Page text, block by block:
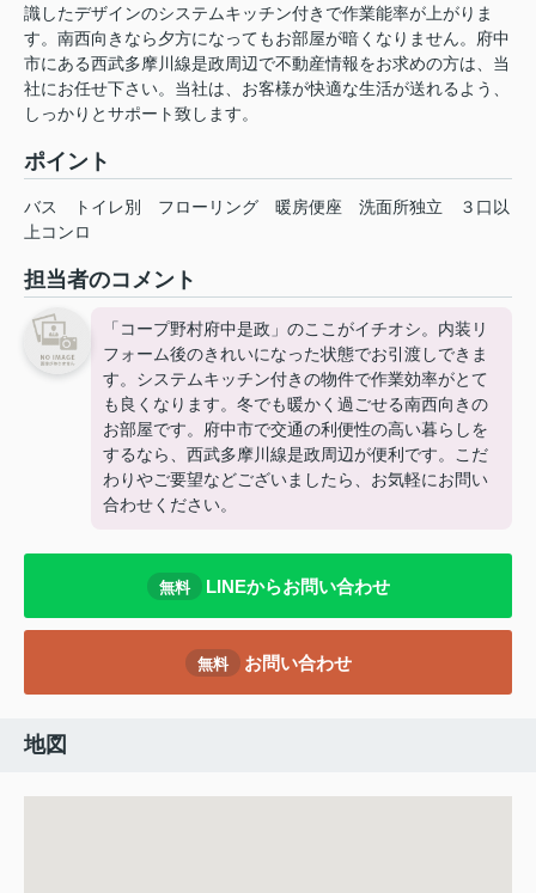
識したデザインのシステムキッチン付きで作業能率が上がりま
す。南西向きなら夕方になってもお部屋が暗くなりません。府中
市にある西武多摩川線是政周辺で不動産情報をお求めの方は、当
社にお任せ下さい。当社は、お客様が快適な生活が送れるよう、
しっかりとサポート致します。
ポイント
バス トイレ別 フローリング 暖房便座 洗面所独立
３口以
上コンロ
担当者のコメント
「コープ野村府中是政」のここがイチオシ。内装リ
フォーム後のきれいになった状態でお引渡しできま
す。システムキッチン付きの物件で作業効率がとて
も良くなります。冬でも暖かく過ごせる南西向きの
お部屋です。府中市で交通の利便性の高い暮らしを
するなら、西武多摩川線是政周辺が便利です。こだ
わりやご要望などございましたら、お気軽にお問い
合わせください。
無料 LINEからお問い合わせ
無料 お問い合わせ
地図